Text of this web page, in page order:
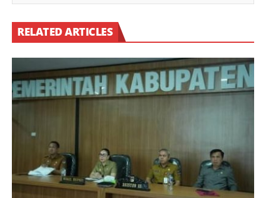
RELATED ARTICLES